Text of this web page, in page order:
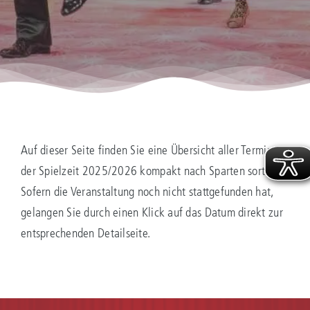
Auf dieser Seite finden Sie eine Übersicht aller Termine
der Spielzeit 2025/2026 kompakt nach Sparten sortiert.
Sofern die Veranstaltung noch nicht stattgefunden hat,
gelangen Sie durch einen Klick auf das Datum direkt zur
entsprechenden Detailseite.